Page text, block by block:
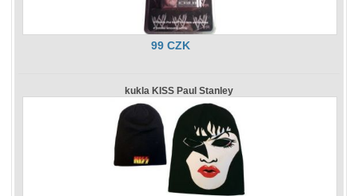
99 CZK
kukla KISS Paul Stanley